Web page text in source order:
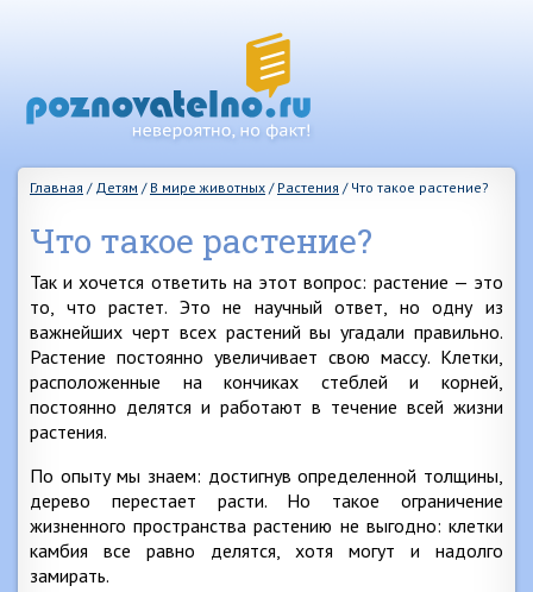
Главная / Детям / В мире животных / Растения / Что такое растение?
Что такое растение?
Так и хочется ответить на этот вопрос: растение — это
то, что растет. Это не научный ответ, но одну из
важнейших черт всех растений вы угадали правильно.
Растение постоянно увеличивает свою массу. Клетки,
расположенные на кончиках стеблей и корней,
постоянно делятся и работают в течение всей жизни
растения.
По опыту мы знаем: достигнув определенной толщины,
дерево перестает расти. Но такое ограничение
жизненного пространства растению не выгодно: клетки
камбия все равно делятся, хотя могут и надолго
замирать.